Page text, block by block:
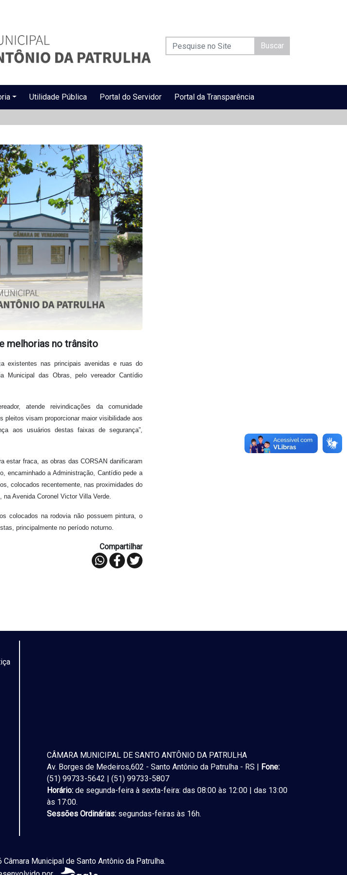
Buscar
Utilidade Pública Portal do Servidor Portal da Transparência
melhorias no trânsito
existentes nas principais avenidas e ruas do
Municipal das Obras, pelo vereador Cantídio
atende reivindicações da comunidade
pleitos visam proporcionar maior visibilidade aos
aos usuários destas faixas de segurança”,
estar fraca, as obras das CORSAN danificaram
encaminhado a Administração, Cantídio pede a
colocados recentemente, nas proximidades do
Avenida Coronel Victor Villa Verde.
colocados na rodovia não possuem pintura, o
principalmente no período noturno.
Compartilhar
CÂMARA MUNICIPAL DE SANTO ANTÔNIO DA PATRULHA
Av. Borges de Medeiros,602 - Santo Antônio da Patrulha - RS | Fone:
(51) 99733-5642 | (51) 99733-5807
Horário: de segunda-feira à sexta-feira: das 08:00 às 12:00 | das 13:00
às 17:00.
Sessões Ordinárias: segundas-feiras às 16h.
Municipal de Santo Antônio da Patrulha.